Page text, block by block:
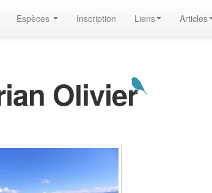
Espèces Inscription Liens Articles
Olivier